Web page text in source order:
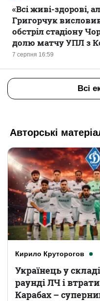
7 серпня 16:59
«Всі живі-здорові,
Григорчук
обстріл стадіону
долю матчу УПЛ з
Всі
Авторські
Кирило Круторогов
Українець у
раунді ЛЧ і
Карабах –